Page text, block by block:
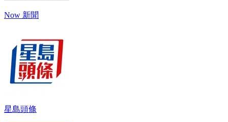
Now 新聞
星島頭條